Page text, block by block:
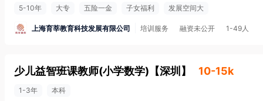
5-10年 大专 五险一金 子女福利 发展空间大
上海育莘教育科技发展有限公司 培训服务 融资未公开 1-49人
少儿益智班课教师(小学数学) 【深圳 】 10-15k
1-3年 本科